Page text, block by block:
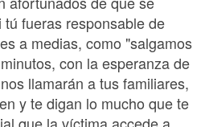
fueras responsable de
a medias, como "salgamos
con la esperanza de
llamarán a tus familiares,
y te digan lo mucho que te